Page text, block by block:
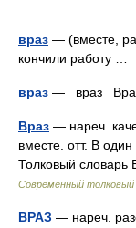
враз — (вместе,
кончили работу …
враз — враз
Враз — нареч.
вместе. отт. В
Толковый
Современный толковый
ВРАЗ — нареч.